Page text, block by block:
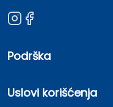
Podrška
Uslovi korišćenja